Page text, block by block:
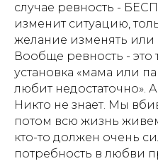
случае ревность -
изменит ситуацию,
желание изменять или
Вообще ревность - это
установка «мама или
любит недостаточно».
Никто не знает. Мы
потом всю жизнь
кто-то должен очень
потребность в любви